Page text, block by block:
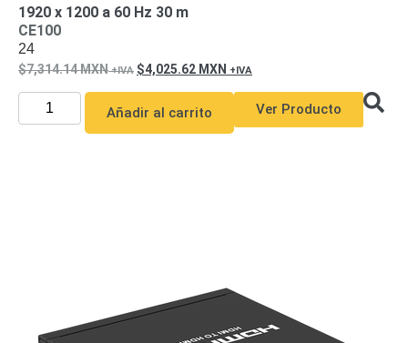
1920 x 1200 a 60 Hz 30 m
CE100
24
7,314.14MXN 4,025.62 MXN
Añadir al carrito Ver Producto